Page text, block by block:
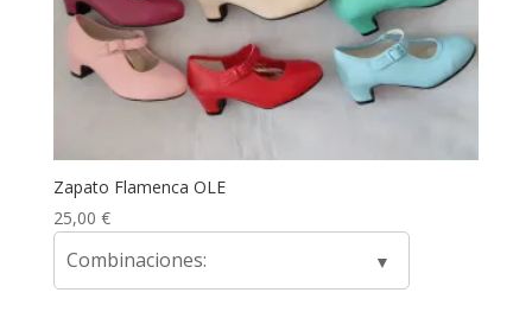
Zapato Flamenca OLE
25,00 €
Combinaciones: